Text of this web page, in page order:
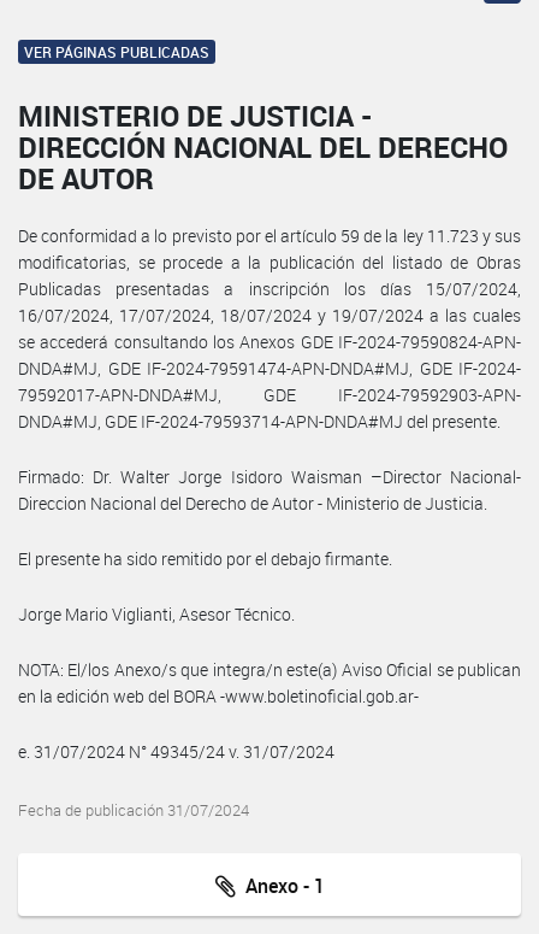
VER PÁGINAS PUBLICADAS
MINISTERIO DE JUSTICIA -
DIRECCIÓN NACIONAL DEL DERECHO
DE AUTOR
De conformidad a lo previsto por el artículo 59 de la ley 11.723 y sus
modificatorias, se procede a la publicación del listado de Obras
Publicadas presentadas a inscripción los días 15/07/2024,
16/07/2024, 17/07/2024, 18/07/2024 y 19/07/2024 a las cuales
se accederá consultando los Anexos GDE IF-2024-79590824-APN-
DNDA#MJ, GDE IF-2024-79591474-APN-DNDA#MJ, GDE IF-2024-
79592017-APN-DNDA#MJ, GDE IF-2024-79592903-APN-
DNDA#MJ, GDE IF-2024-79593714-APN-DNDA#MJ del presente.
Firmado: Dr. Walter Jorge Isidoro Waisman –Director Nacional-
Direccion Nacional del Derecho de Autor - Ministerio de Justicia.
El presente ha sido remitido por el debajo firmante.
Jorge Mario Viglianti, Asesor Técnico.
NOTA: El/los Anexo/s que integra/n este(a) Aviso Oficial se publican
en la edición web del BORA -www.boletinoficial.gob.ar-
e. 31/07/2024 N° 49345/24 v. 31/07/2024
Fecha de publicación 31/07/2024
Anexo - 1